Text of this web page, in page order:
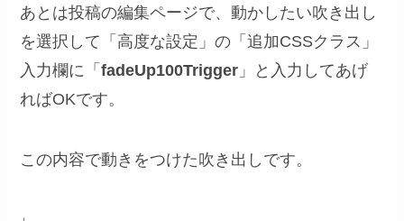
あとは投稿の編集ページで、動かしたい吹き出し
を選択して「高度な設定」の「追加CSSクラス」
入力欄に「fadeUp100Trigger 」と入力してあげ
ればOKです。
この内容で動きをつけた吹き出しです。